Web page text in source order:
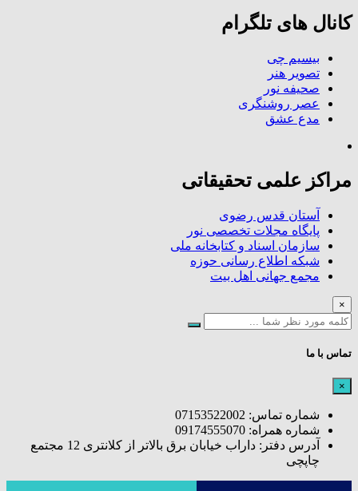
کانال های تلگرام
بیسیم چی
تصویر هنر
صحیفه نور
عصر روشنگری
مدع عشق
مراکز علمی تحقیقاتی
آستان قدس رضوی
پایگاه مجلات تخصصی نور
سازمان اسناد و کتابخانه ملی
شبکه اطلاع رسانی حوزه
مجمع جهانی اهل بیت
×
تماس با ما
×
شماره تماس: 07153522002
شماره همراه: 09174555070
آدرس دفتر: داراب خیابان برق بالاتر از کلانتری 12 مجتمع
چاپچی